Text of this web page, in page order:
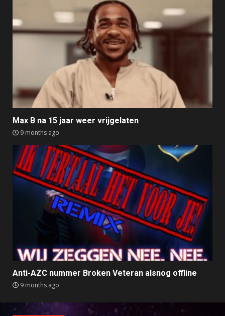
Max B na 15 jaar weer vrijgelaten
9 months ago
Anti-AZC nummer Broken Veteran alsnog offline
9 months ago